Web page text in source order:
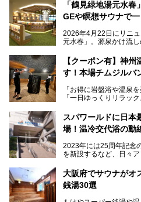
サウナ・岩盤浴・フィ
を融合した、これまでの
今回はオープン前の内
サウナー注目の3種の
高い岩盤浴エリア、日
スマシンなど、見どこ
「鶴見緑地湯元水
GEや瞑想サウナで
2026年4月22日にリニ
元水春」。源泉かけ流
に“一日中くつろげる場
今回のリニューアルで
見どころが盛りだくさ
ろん、休日にゆったり
本記事では、そんなリ
紹介します。これから
い。
【クーポン有】神
す！本場チムジルバ
「お得に岩盤浴や温泉
「一日ゆっくりリラッ
利用できる「神州温泉
あるごの湯は、大阪府
チムジルバン（岩盤浴
タイムまで満喫できる
る迫力ある熱波パフォ
のう”体験をしっかり楽
スパワールドに日本
場！温冷交代浴の動
2023年には25周年記念
を新設するなど、日々
そんなスパワールドが
室や日本最大級140人収
アルオープン！浴室で
大阪府でサウナがオ
銭湯30選